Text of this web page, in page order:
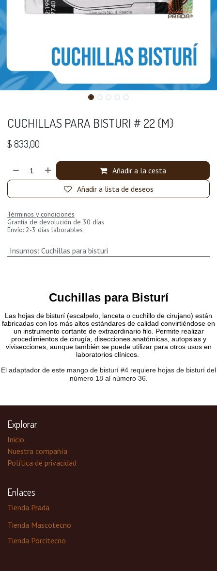
CUCHILLAS PARA BISTURI # 22 {M}
$833,00
Añadir a la cesta
Añadir a lista de deseos
Términos y condiciones
Grantía de devolución de 30 días
Envío: 2-3 días laborables
Insumos: Cuchillas para bisturi
Cuchillas para Bisturí
Las hojas de bisturí (escalpelo, lanceta o cuchillo de cirujano) están
fabricadas con los más altos estándares de calidad convirtiéndose en
un instrumento cortante de extraordinario filo. Permite realizar
procedimientos de cirugía, disecciones anatómicas, autopsias y
vivisecciones, aunque también se puede utilizar para otros usos en
laboratorios clínicos.
El adaptador de este mango de bisturí #4 requiere hojas de bisturí del
número 18 al número 36.
Explorar
Inicio
Nuestra compañía
Política de privacidad
Enlaces
Tienda Prada
Tienda Mascotecno
Tienda Porcitecno